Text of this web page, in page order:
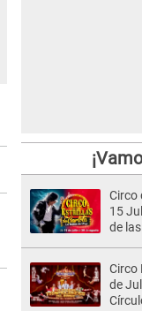
Circo
15
de
Circo
de